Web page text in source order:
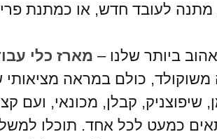
לעובד חדש, או כמתנת
ביותר שלנו – מארז כלי
משוקולד, כולם במראה
שיפוצניק, קבלן, מכונאי, ועם
כמעט לכל אחד. תוכלו